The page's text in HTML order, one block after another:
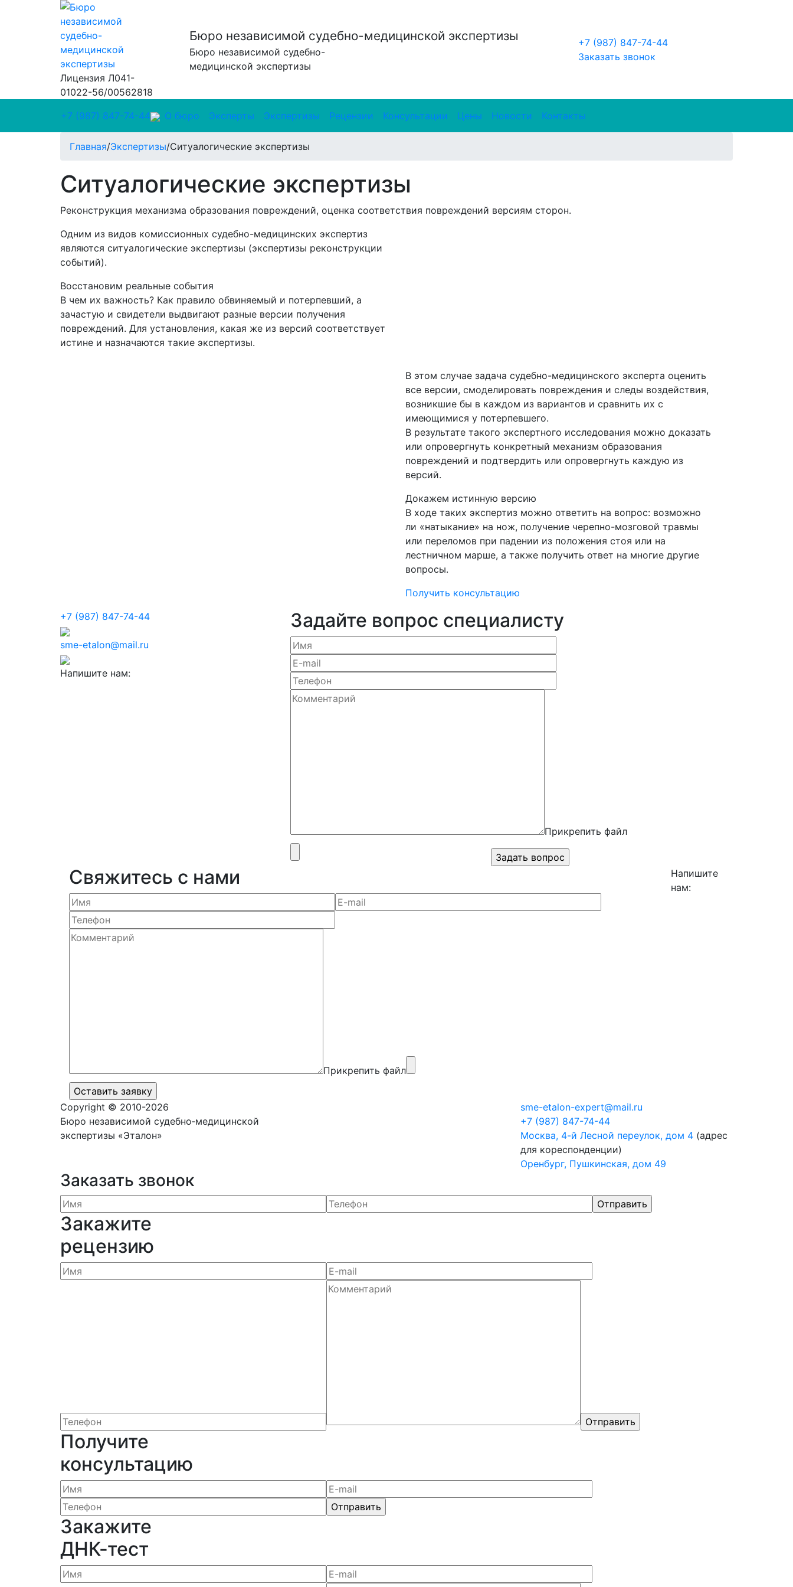
Лицензия Л041-
01022-56/00562818
Бюро независимой судебно-медицинской экспертизы
Бюро независимой судебно-
медицинской экспертизы
+7 (987) 847-74-44
Заказать звонок
+7 (987) 847-74-44 О бюро Эксперты Экспертизы Рецензии Консультации Цены Новости Контакты
Главная/Экспертизы/Ситуалогические экспертизы
Ситуалогические экспертизы
Реконструкция механизма образования повреждений, оценка соответствия повреждений версиям сторон.
Одним из видов комиссионных судебно-медицинских экспертиз
являются ситуалогические экспертизы (экспертизы реконструкции
событий).
Восстановим реальные события
В чем их важность? Как правило обвиняемый и потерпевший, а
зачастую и свидетели выдвигают разные версии получения
повреждений. Для установления, какая же из версий соответствует
истине и назначаются такие экспертизы.
В этом случае задача судебно-медицинского эксперта оценить
все версии, смоделировать повреждения и следы воздействия,
возникшие бы в каждом из вариантов и сравнить их с
имеющимися у потерпевшего.
В результате такого экспертного исследования можно доказать
или опровергнуть конкретный механизм образования
повреждений и подтвердить или опровергнуть каждую из
версий.
Докажем истинную версию
В ходе таких экспертиз можно ответить на вопрос: возможно
ли «натыкание» на нож, получение черепно-мозговой травмы
или переломов при падении из положения стоя или на
лестничном марше, а также получить ответ на многие другие
вопросы.
Получить консультацию
+7 (987) 847-74-44
sme-etalon@mail.ru
Напишите нам:
Задайте вопрос специалисту
Прикрепить файл
Свяжитесь с нами
Прикрепить файл
Напишите
нам:
Copyright © 2010-2026
Бюро независимой судебно‑медицинской
экспертизы «Эталон»
sme-etalon-expert@mail.ru
+7 (987) 847-74-44
Москва, 4-й Лесной переулок, дом 4 (адрес
для кореспонденции)
Оренбург, Пушкинская, дом 49
Заказать звонок
Закажите
рецензию
Получите
консультацию
Закажите
ДНК-тест